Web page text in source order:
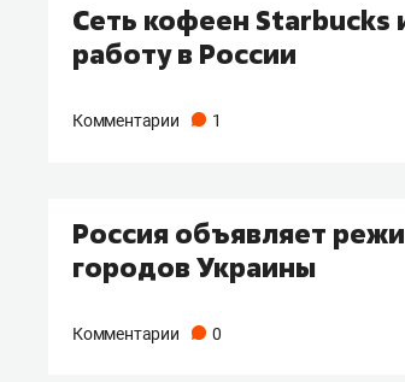
Сеть кофеен Starbucks
работу в России
Комментарии 1
Россия объявляет
городов Украины
Комментарии 0